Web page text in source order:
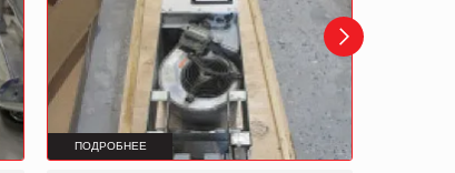
ПОДРОБНЕЕ